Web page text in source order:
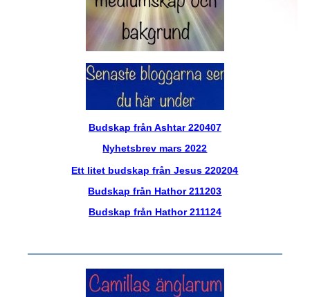
Budskap från Ashtar 220407
Nyhetsbrev mars 2022
Ett litet budskap från Jesus 220204
Budskap från Hathor 211203
Budskap från Hathor 211124